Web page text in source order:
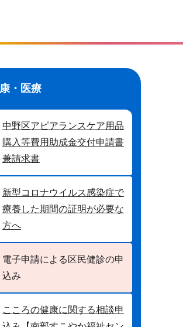
・医療
中野区アピアランスケア用品
購入等費用助成金交付申請書
兼請求書
新型コロナウイルス感染症で
療養した期間の証明が必要な
方へ
電子申請による区民健診の申
込み
こころの健康に関する相談申